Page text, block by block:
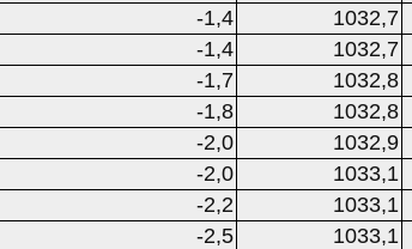
-1,4 1032,7
-1,4 1032,7
-1,7 1032,8
-1,8 1032,8
-2,0 1032,9
-2,0 1033,1
-2,2 1033,1
-2,5 1033,1